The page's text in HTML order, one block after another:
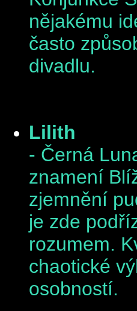
nějakému
často
divadlu.
Lilith
- Černá
znamení
zjemnění
je zde
rozumem.
chaotické
osobností.